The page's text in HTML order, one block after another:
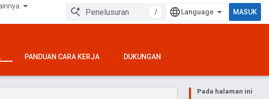
/ MASUK
PANDUAN CARA KERJA DUKUNGAN
Pada halaman ini